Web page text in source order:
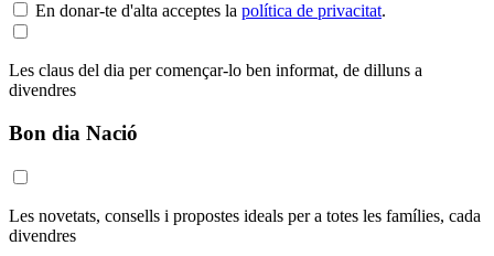
En donar-te d'alta acceptes la política de privacitat.
Les claus del dia per començar-lo ben informat, de dilluns a
divendres
Bon dia Nació
Les novetats, consells i propostes ideals per a totes les famílies, cada
divendres